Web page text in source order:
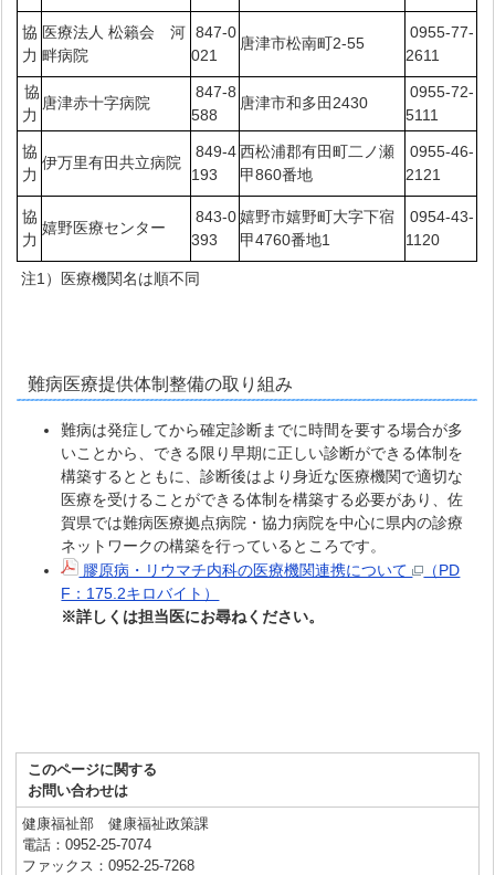
協
力
医療法人 松籟会 河
畔病院
847-0
021
唐津市松南町2-55
0955-77-
2611
協
力
唐津赤十字病院
847-8
588
唐津市和多田2430
0955-72-
5111
協
力
伊万里有田共立病院
849-4
193
西松浦郡有田町二ノ瀬
甲860番地
0955-46-
2121
協
力
嬉野医療センター
843-0
393
嬉野市嬉野町大字下宿
甲4760番地1
0954-43-
1120
注1）医療機関名は順不同
難病医療提供体制整備の取り組み
難病は発症してから確定診断までに時間を要する場合が多
いことから、できる限り早期に正しい診断ができる体制を
構築するとともに、診断後はより身近な医療機関で適切な
医療を受けることができる体制を構築する必要があり、佐
賀県では難病医療拠点病院・協力病院を中心に県内の診療
ネットワークの構築を行っているところです。
膠原病・リウマチ内科の医療機関連携について
（PD
F：175.2キロバイト）
※詳しくは担当医にお尋ねください。
このページに関する
お問い合わせは
健康福祉部 健康福祉政策課
電話：0952-25-7074
ファックス：0952-25-7268